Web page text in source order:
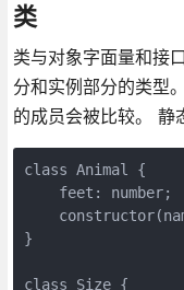
类
类与对象字面量和接
分和实例部分的类型
的成员会被比较。 静
class Animal {
    feet: number;
}
class Size {